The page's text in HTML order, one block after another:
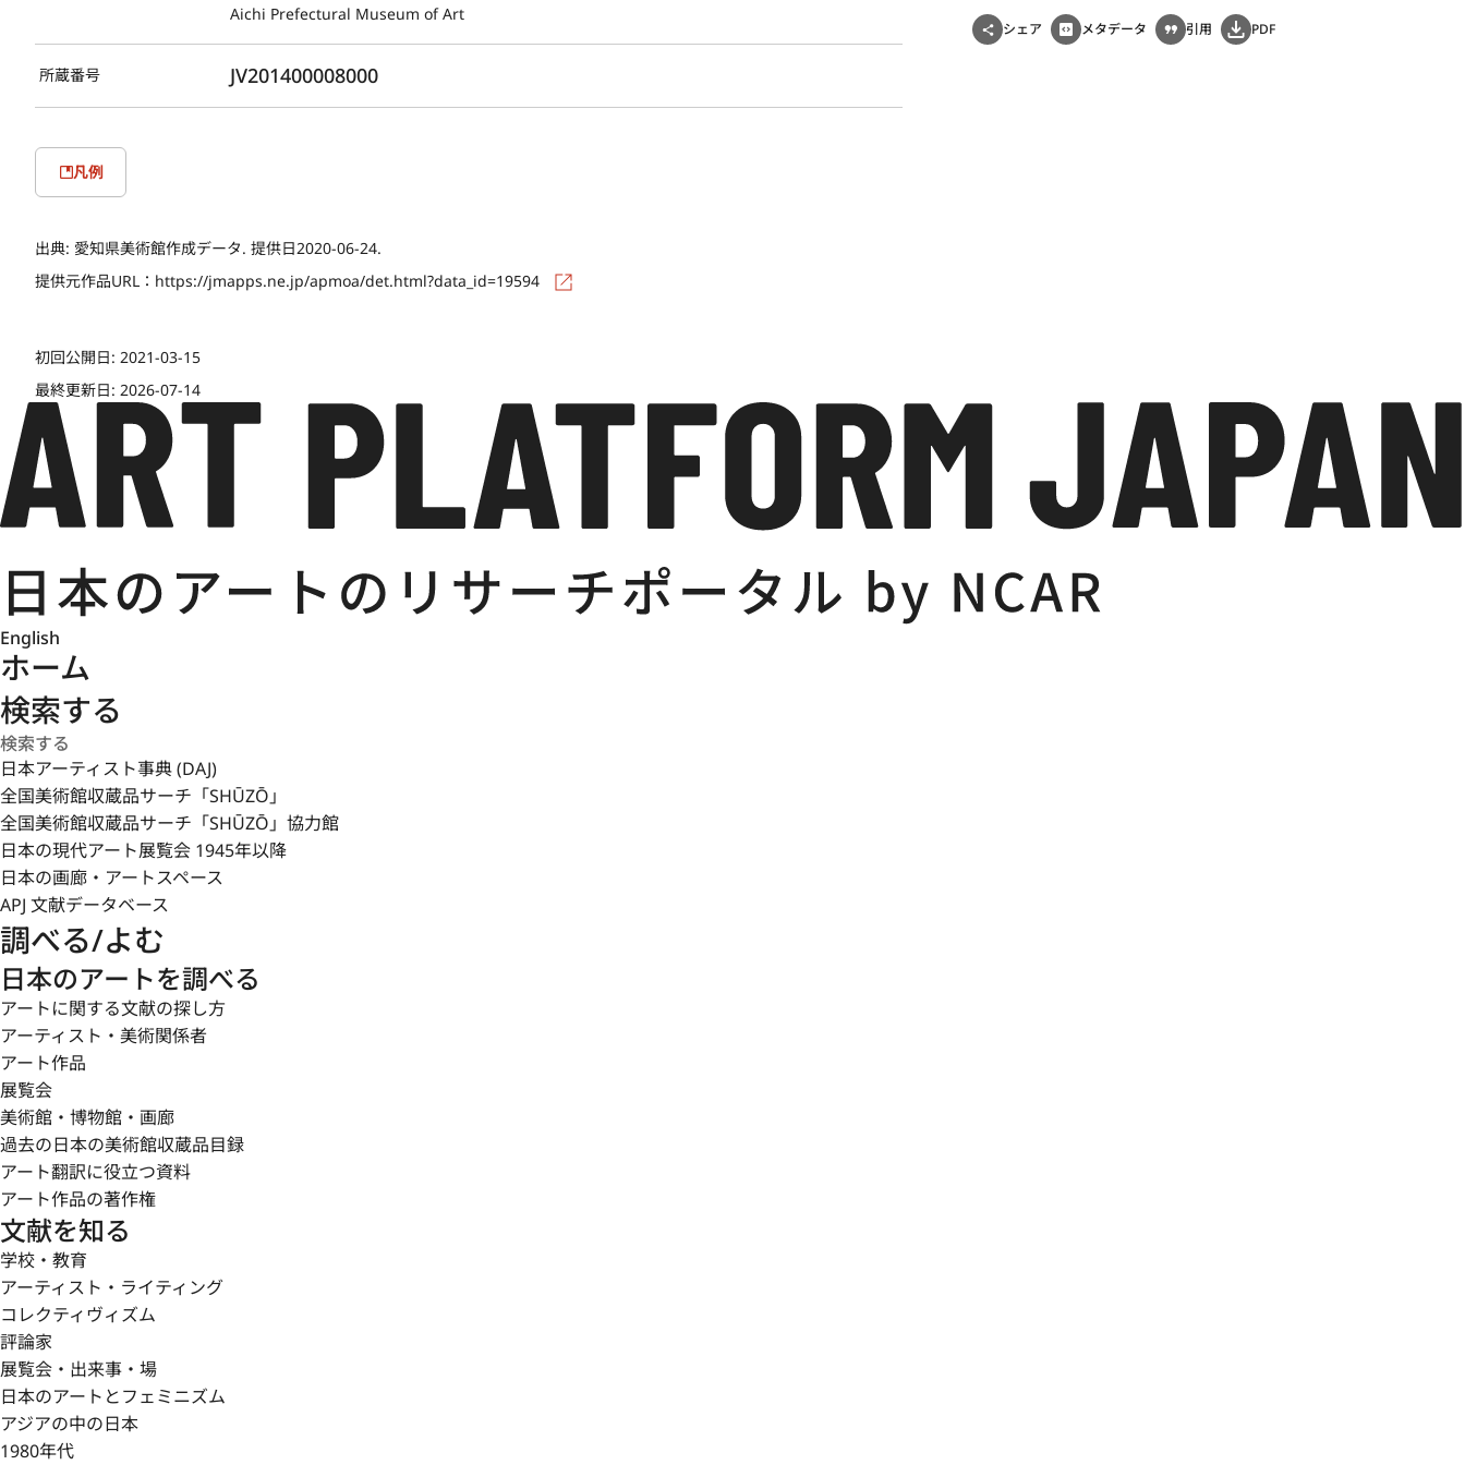
Aichi Prefectural Museum of Art
所蔵番号 JV201400008000
凡例
出典: 愛知県美術館作成データ. 提供日2020-06-24.
提供元作品URL： https://jmapps.ne.jp/apmoa/det.html?data_id=19594
初回公開日: 2021-03-15
最終更新日: 2026-07-14
シェア メタデータ 引用 PDF
English
ホーム
検索する
日本アーティスト事典 (DAJ)
全国美術館収蔵品サーチ「SHŪZŌ」
全国美術館収蔵品サーチ「SHŪZŌ」協力館
日本の現代アート展覧会 1945年以降
日本の画廊・アートスペース
APJ 文献データベース
調べる/よむ
日本のアートを調べる
アートに関する文献の探し方
アーティスト・美術関係者
アート作品
展覧会
美術館・博物館・画廊
過去の日本の美術館収蔵品目録
アート翻訳に役立つ資料
アート作品の著作権
文献を知る
学校・教育
アーティスト・ライティング
コレクティヴィズム
評論家
展覧会・出来事・場
日本のアートとフェミニズム
アジアの中の日本
1980年代